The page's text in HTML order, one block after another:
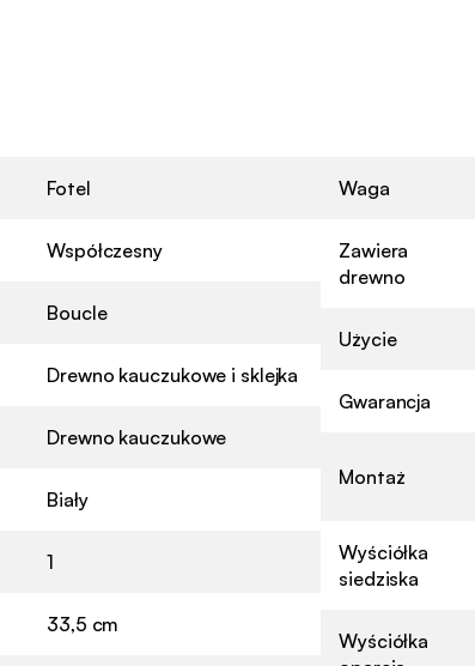
Fotel
Współczesny
Boucle
Drewno kauczukowe i sklejka
Drewno kauczukowe
Biały
1
33,5 cm
Waga
Zawiera
drewno
Użycie
Gwarancja
Montaż
Wyściółka
siedziska
Wyściółka